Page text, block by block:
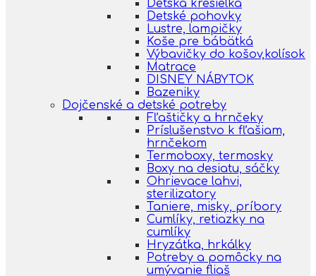
Detská kresielka
Detské pohovky
Lustre, lampičky
Koše pre bábätká
Výbavičky do košov,kolísok
Matrace
DISNEY NÁBYTOK
Bazeniky
Dojčenské a detské potreby
Fľaštičky a hrnčeky
Príslušenstvo k fľašiam,
hrnčekom
Termoboxy, termosky
Boxy na desiatu, sáčky
Ohrievace lahvi,
sterilizatory
Taniere, misky, príbory
Cumlíky, retiazky na
cumlíky
Hryzátka, hrkálky
Potreby a pomôcky na
umývanie fliaš